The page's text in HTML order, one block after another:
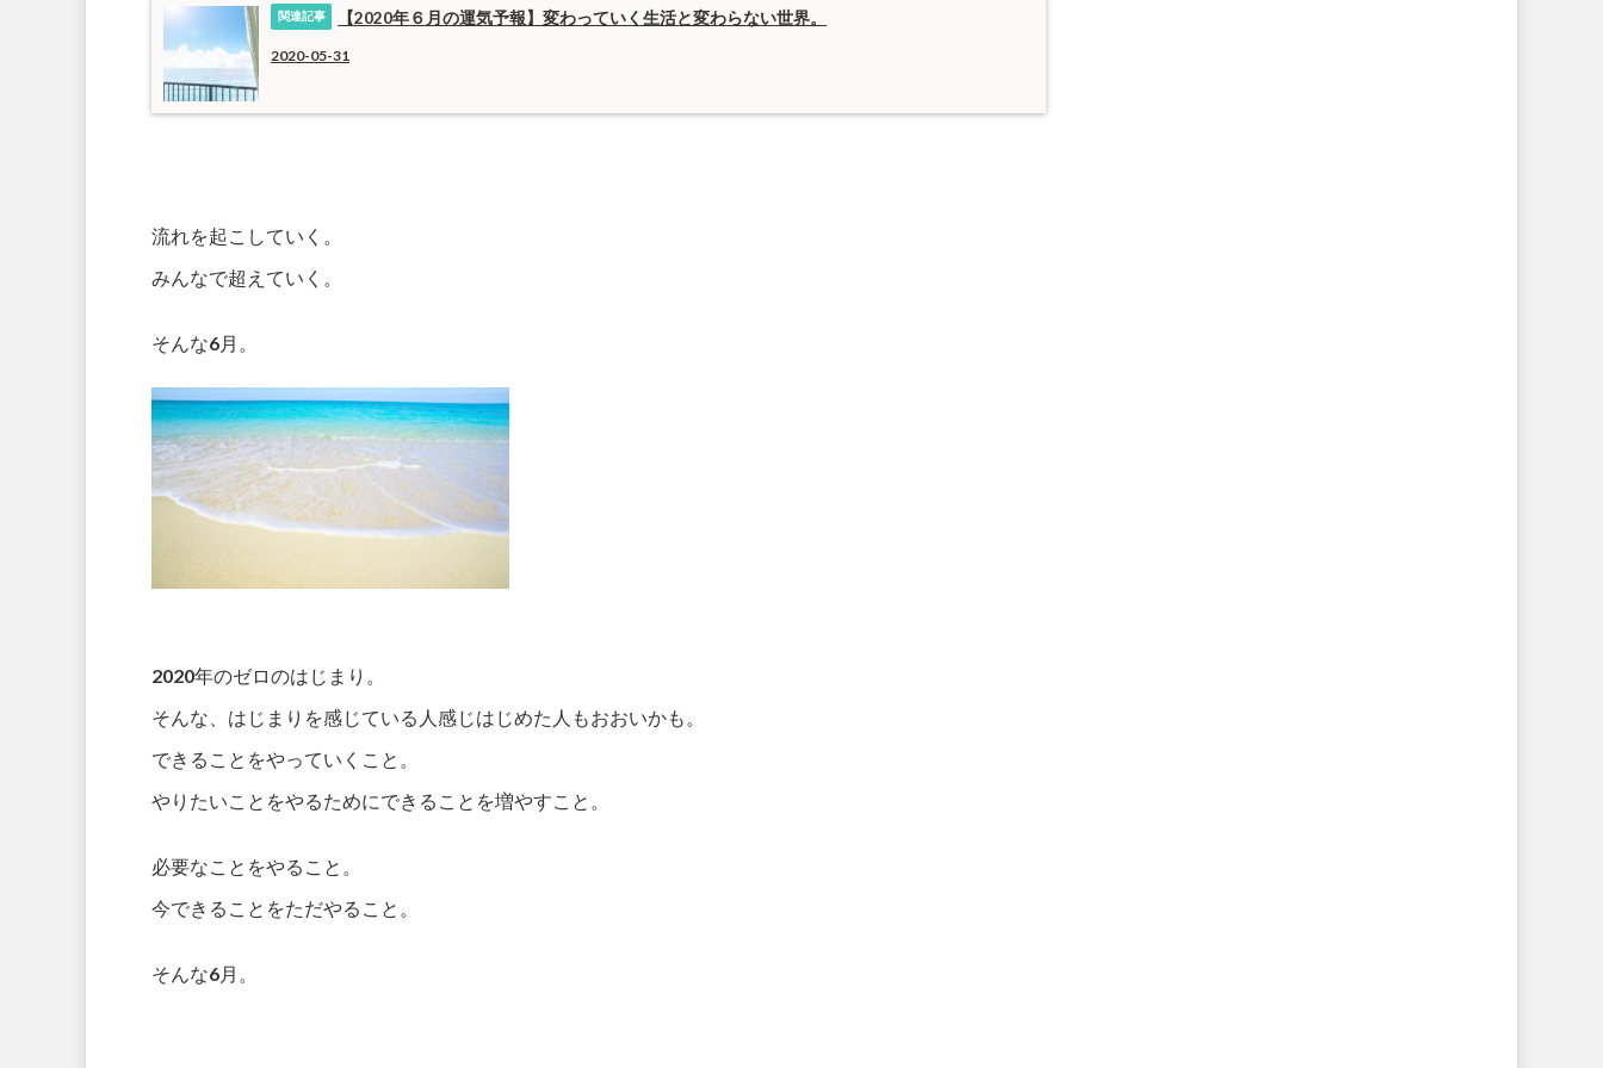
【2020年６月の運気予報】変わっていく生活と変わらない世界。
2020-05-31
流れを起こしていく。
みんなで超えていく。
そんな6月。
2020年のゼロのはじまり。
そんな、はじまりを感じている人感じはじめた人もおおいかも。
できることをやっていくこと。
やりたいことをやるためにできることを増やすこと。
必要なことをやること。
今できることをただやること。
そんな6月。